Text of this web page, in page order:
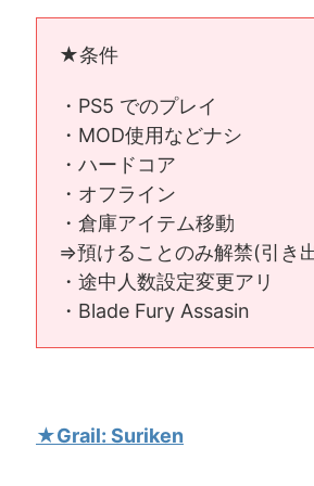
★条件
・PS5 でのプレイ
・MOD使用などナシ
・ハードコア
・オフライン
・倉庫アイテム移動
⇒預けることのみ解禁(引き
・途中人数設定変更アリ
・Blade Fury Assasin
★Grail: Suriken